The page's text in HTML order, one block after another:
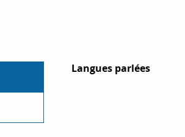
Langues parlées
Langues parlées